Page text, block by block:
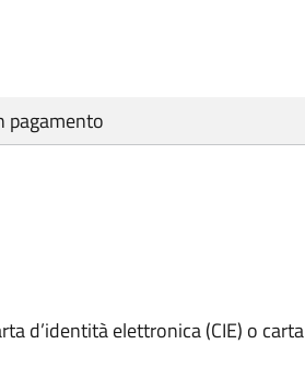
pagamento
d’identità elettronica (CIE) o carta